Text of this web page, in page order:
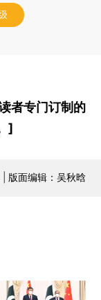
者专门订制的
]
版面编辑：吴秋晗